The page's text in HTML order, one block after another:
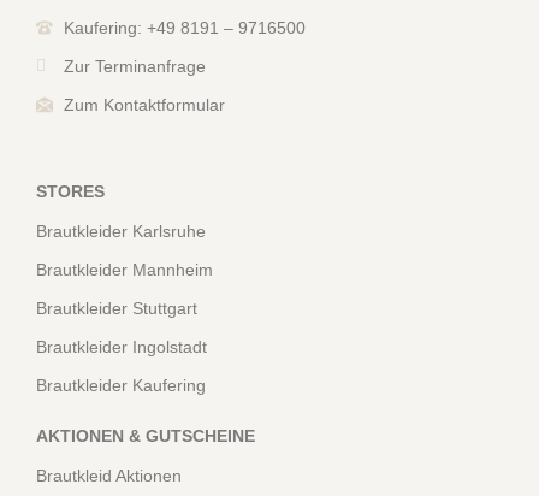
Kaufering: +49 8191 – 9716500
Zur Terminanfrage
Zum Kontaktformular
STORES
Brautkleider Karlsruhe
Brautkleider Mannheim
Brautkleider Stuttgart
Brautkleider Ingolstadt
Brautkleider Kaufering
AKTIONEN & GUTSCHEINE
Brautkleid Aktionen